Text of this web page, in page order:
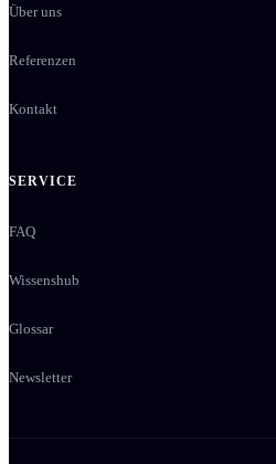
Über uns
Referenzen
Kontakt
SERVICE
FAQ
Wissenshub
Glossar
Newsletter